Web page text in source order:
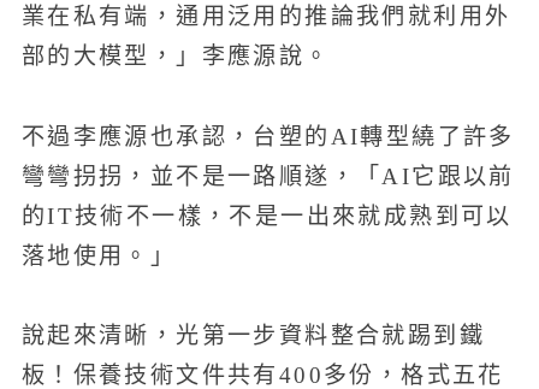
業在私有端，通用泛用的推論我們就利用外
部的大模型，」李應源說。
不過李應源也承認，台塑的AI轉型繞了許多
彎彎拐拐，並不是一路順遂，「AI它跟以前
的IT技術不一樣，不是一出來就成熟到可以
落地使用。」
說起來清晰，光第一步資料整合就踢到鐵
板！保養技術文件共有400多份，格式五花